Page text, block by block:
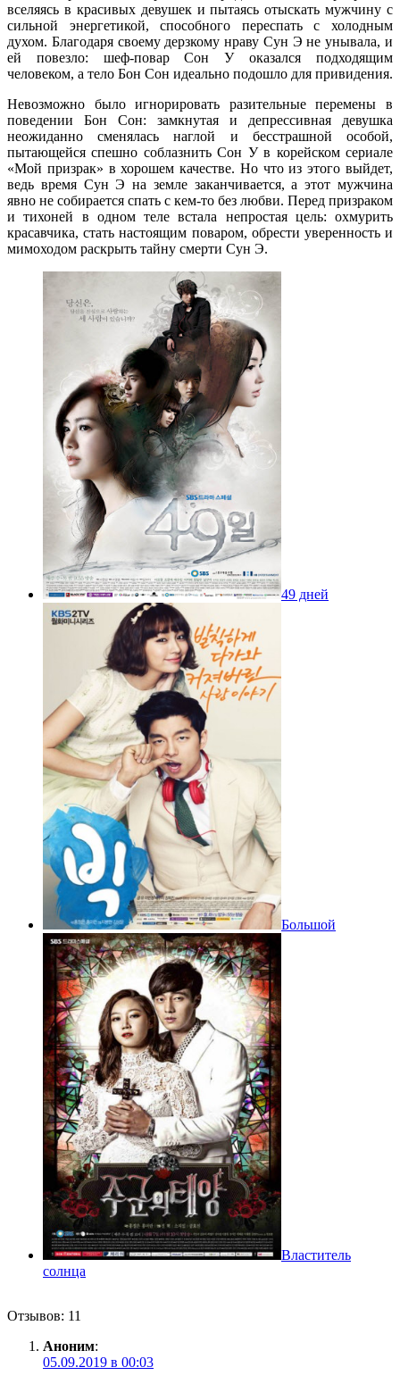
вселяясь в красивых девушек и пытаясь отыскать мужчину с
сильной энергетикой, способного переспать с холодным
духом. Благодаря своему дерзкому нраву Сун Э не унывала, и
ей повезло: шеф-повар Сон У оказался подходящим
человеком, а тело Бон Сон идеально подошло для привидения.
Невозможно было игнорировать разительные перемены в
поведении Бон Сон: замкнутая и депрессивная девушка
неожиданно сменялась наглой и бесстрашной особой,
пытающейся спешно соблазнить Сон У в корейском сериале
«Мой призрак» в хорошем качестве. Но что из этого выйдет,
ведь время Сун Э на земле заканчивается, а этот мужчина
явно не собирается спать с кем-то без любви. Перед призраком
и тихоней в одном теле встала непростая цель: охмурить
красавчика, стать настоящим поваром, обрести уверенность и
мимоходом раскрыть тайну смерти Сун Э.
49 дней
Большой
Властитель
солнца
Отзывов: 11
Аноним:
05.09.2019 в 00:03